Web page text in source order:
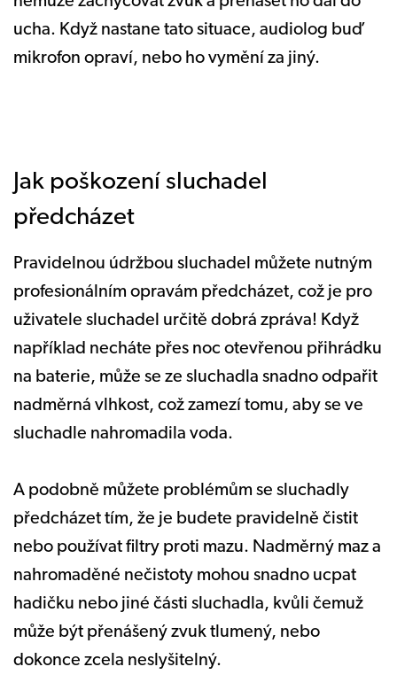
ucha. Když nastane tato situace, audiolog buď
mikrofon opraví, nebo ho vymění za jiný.
Jak poškození sluchadel
předcházet
Pravidelnou údržbou sluchadel můžete nutným
profesionálním opravám předcházet, což je pro
uživatele sluchadel určitě dobrá zpráva! Když
například necháte přes noc otevřenou přihrádku
na baterie, může se ze sluchadla snadno odpařit
nadměrná vlhkost, což zamezí tomu, aby se ve
sluchadle nahromadila voda.
A podobně můžete problémům se sluchadly
předcházet tím, že je budete pravidelně čistit
nebo používat filtry proti mazu. Nadměrný maz a
nahromaděné nečistoty mohou snadno ucpat
hadičku nebo jiné části sluchadla, kvůli čemuž
může být přenášený zvuk tlumený, nebo
dokonce zcela neslyšitelný.